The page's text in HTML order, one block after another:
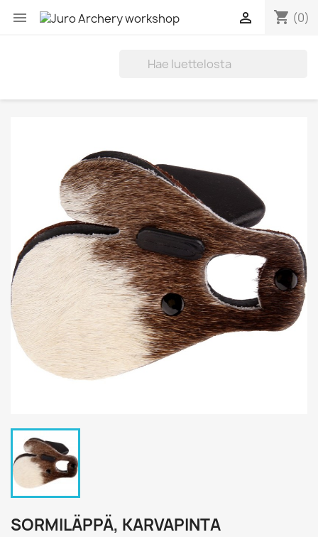
 shopping_cart (0)

SORMILÄPPÄ, KARVAPINTA